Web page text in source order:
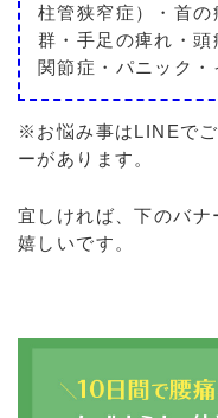
柱管狭窄症）・首
群・手足の痺れ・
関節症・パニック
※お悩み事はLINEで
ーがあります。
宜しければ、下のバナ
嬉しいです。